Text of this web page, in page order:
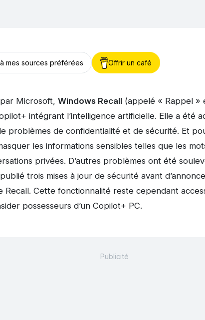
mes sources préférées Offrir un café
Microsoft, Windows Recall(appelé « Rappel »
intégrant l’intelligence artificielle. Elle a été
problèmes de confidentialité et de sécurité. Et
les informations sensibles telles que les
privées. D’autres problèmes ont été
trois mises à jour de sécurité avant
Recall. Cette fonctionnalité reste cependant
possesseurs d’un Copilot+ PC.